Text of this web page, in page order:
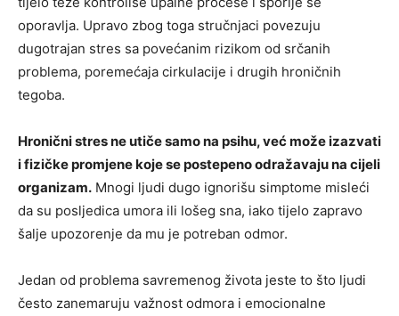
oporavlja. Upravo zbog toga stručnjaci povezuju
dugotrajan stres sa povećanim rizikom od srčanih
problema, poremećaja cirkulacije i drugih hroničnih
tegoba.
Hronični stres ne utiče samo na psihu, već može izazvati
i fizičke promjene koje se postepeno odražavaju na cijeli
organizam. Mnogi ljudi dugo ignorišu simptome misleći
da su posljedica umora ili lošeg sna, iako tijelo zapravo
šalje upozorenje da mu je potreban odmor.
Jedan od problema savremenog života jeste to što ljudi
često zanemaruju važnost odmora i emocionalne